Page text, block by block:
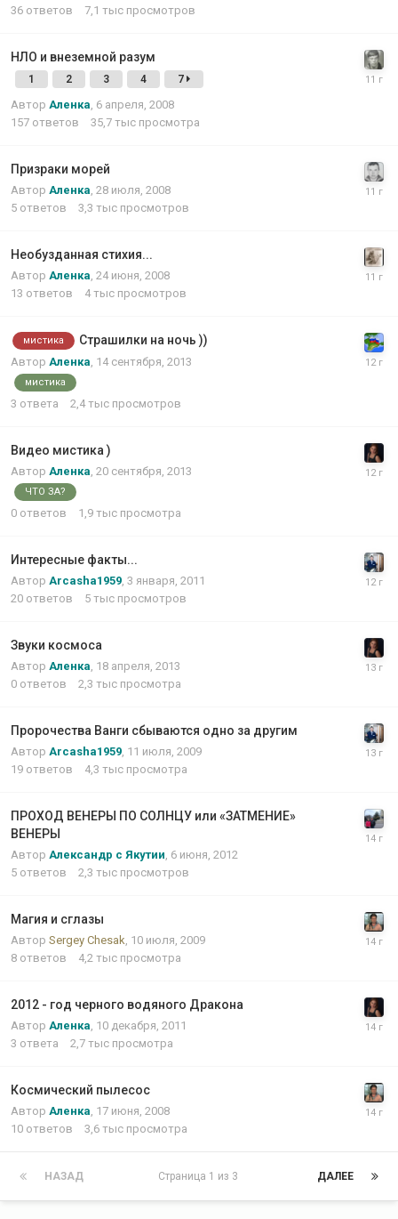
36 ответов 7,1 тыс просмотров
НЛО и внеземной разум
1 2 3 4 7
Автор Аленка 6 апреля, 2008
157 ответов 35,7 тыс просмотра
Призраки морей
Автор Аленка 28 июля, 2008
5 ответов 3,3 тыс просмотров
Необузданная стихия...
Автор Аленка 24 июня, 2008
13 ответов 4 тыс просмотров
мистика Страшилки на ночь ))
Автор Аленка 14 сентября, 2013
мистика
3 ответа 2,4 тыс просмотров
Видео мистика )
Автор Аленка 20 сентября, 2013
ЧТО ЗА?
0 ответов 1,9 тыс просмотра
Интересные факты...
Автор Arcasha1959, 3 января, 2011
20 ответов 5 тыс просмотров
Звуки космоса
Автор Аленка, 18 апреля, 2013
0 ответов 2,3 тыс просмотра
Пророчества Ванги сбываются одно за другим
Автор Arcasha1959, 11 июля, 2009
19 ответов 4,3 тыс просмотра
ПРОХОД ВЕНЕРЫ ПО СОЛНЦУ или «ЗАТМЕНИЕ»
ВЕНЕРЫ
Автор Александр с Якутии, 6 июня, 2012
5 ответов 2,3 тыс просмотров
Магия и сглазы
Автор Sergey Chesak, 10 июля, 2009
8 ответов 4,2 тыс просмотра
2012 - год черного водяного Дракона
Автор Аленка, 10 декабря, 2011
3 ответа 2,7 тыс просмотра
Космический пылесос
Автор Аленка, 17 июня, 2008
10 ответов 3,6 тыс просмотра
НАЗАД ДАЛЕЕ
Страница 1 из 3